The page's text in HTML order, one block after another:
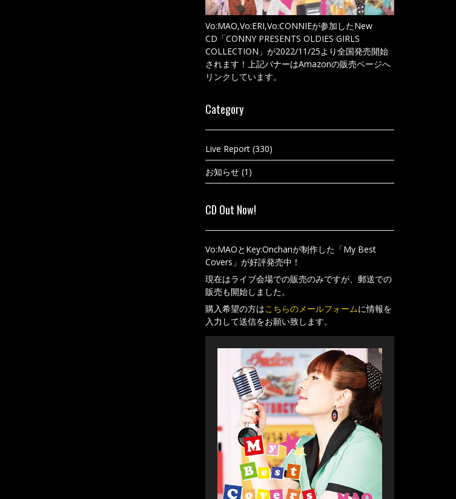
Vo:MAO,Vo:ERI,Vo:CONNIEが参加したNew
CD「CONNY PRESENTS OLDIES GIRLS
COLLECTION」が2022/11/25より全国発売開始
されます！上記バナーはAmazonの販売ページへ
リンクしています。
Category
Live Report (330)
お知らせ (1)
CD Out Now!
Vo:MAOとKey:Onchanが制作した「My Best
Covers」が好評発売中！
現在はライブ会場での販売のみですが、郵送での
販売も開始しました。
購入希望の方はこちらのメールフォームに情報を
入力して送信をお願い致します。